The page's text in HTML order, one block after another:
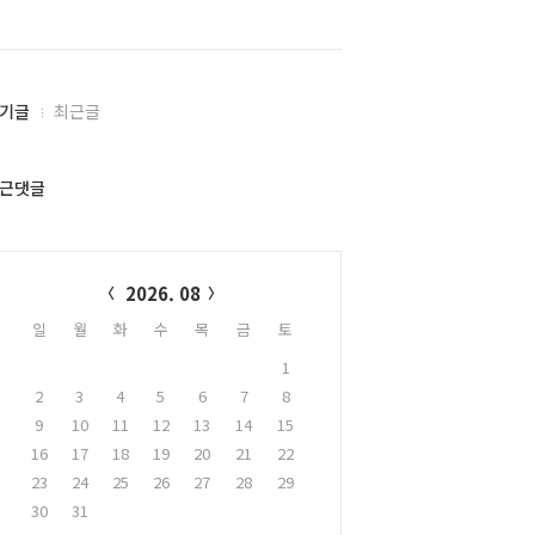
글 최근글
댓글
2026. 08
일 월 화 수 목 금
토
1
2
3 4 5 6 7
8
9
10 11 12 13 14
15
16
17 18 19 20 21
22
23
24 25 26 27 28
29
30
31